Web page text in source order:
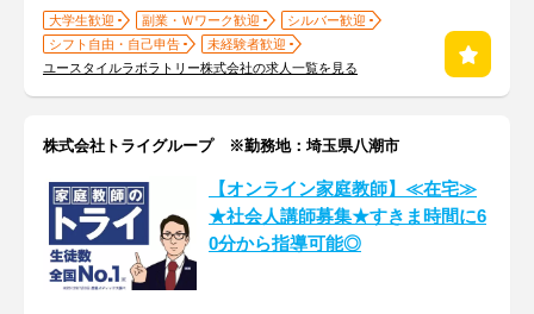
大学生歓迎 副業・Ｗワーク歓迎
シルバー歓迎
シフト自由・自己申告
未経験者歓迎
ユースタイルラボラトリー株式会社の求人一覧を見る
株式会社トライグループ ※勤務地：埼玉県八潮市
【オンライン家庭教師】≪在宅≫
★社会人講師募集★すきま時間に6
0分から指導可能◎